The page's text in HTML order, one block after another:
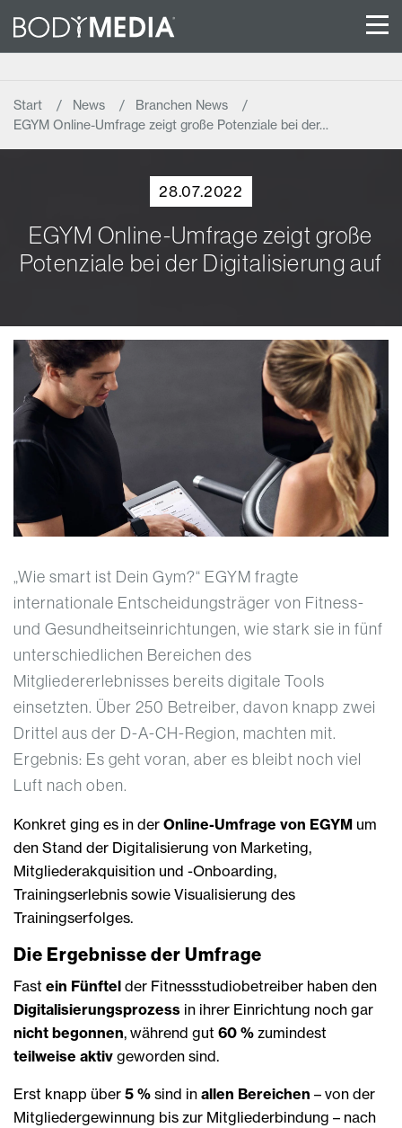
Start News
Branchen News
EGYM Online-Umfrage zeigt große Potenziale bei der…
28.07.2022
EGYM Online-Umfrage zeigt große
Potenziale bei der Digitalisierung auf
„Wie smart ist Dein Gym?“ EGYM fragte
internationale Entscheidungsträger von Fitness-
und Gesundheitseinrichtungen, wie stark sie in fünf
unterschiedlichen Bereichen des
Mitgliedererlebnisses bereits digitale Tools
einsetzten. Über 250 Betreiber, davon knapp zwei
Drittel aus der D-A-CH-Region, machten mit.
Ergebnis: Es geht voran, aber es bleibt noch viel
Luft nach oben.
Konkret ging es in der Online-Umfrage von EGYM um
den Stand der Digitalisierung von Marketing,
Mitgliederakquisition und -Onboarding,
Trainingserlebnis sowie Visualisierung des
Trainingserfolges.
Die Ergebnisse der Umfrage
Fast ein Fünftel der Fitnessstudiobetreiber haben den
Digitalisierungsprozess in ihrer Einrichtung noch gar
nicht begonnen, während gut 60 % zumindest
teilweise aktiv geworden sind.
Erst knapp über 5 % sind in allen Bereichen – von der
Mitgliedergewinnung bis zur Mitgliederbindung – nach